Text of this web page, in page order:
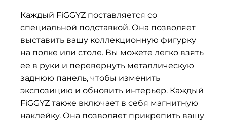
Каждый FiGGYZ поставляется со
специальной подставкой. Она позволяет
выставить вашу коллекционную фигурку
на полке или столе. Вы можете легко взять
ее в руки и перевернуть металлическую
заднюю панель, чтобы изменить
экспозицию и обновить интерьер. Каждый
FiGGYZ также включает в себя магнитную
наклейку. Она позволяет прикрепить вашу